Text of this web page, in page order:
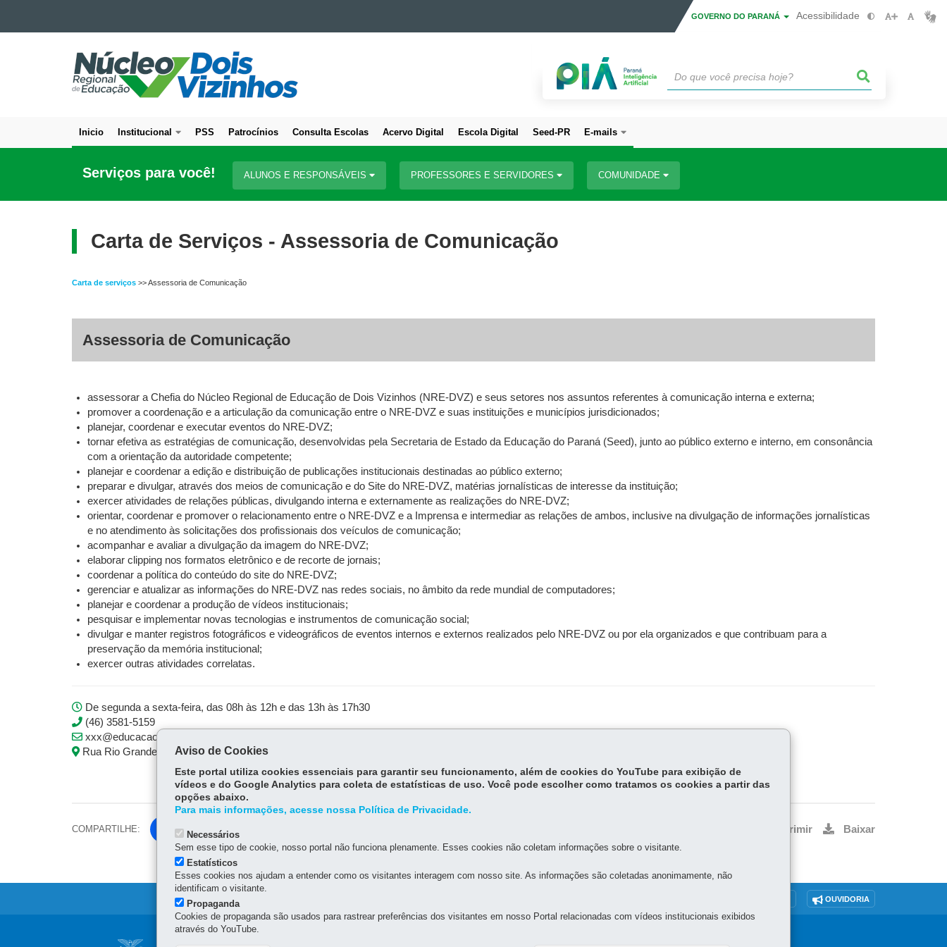
Ir para a navegação
Ir para a busca
GOVERNO DO PARANÁ Acessibilidade
NÚCLEO
REGIONAL
DE
DOIS
Navegação
principal
Inicio Institucional PSS Patrocínios Consulta Escolas Acervo Digital Escola Digital Seed-PR E-mails
Serviços para você! ALUNOS E RESPONSÁVEIS PROFESSORES E SERVIDORES COMUNIDADE
Carta de Serviços - Assessoria de Comunicação
Carta de serviços >> Assessoria de Comunicação
Assessoria de Comunicação
assessorar a Chefia do Núcleo Regional de Educação de Dois Vizinhos (NRE-DVZ) e seus setores nos assuntos referentes à comunicação interna e externa;
promover a coordenação e a articulação da comunicação entre o NRE-DVZ e suas instituições e municípios jurisdicionados;
planejar, coordenar e executar eventos do NRE-DVZ;
tornar efetiva as estratégias de comunicação, desenvolvidas pela Secretaria de Estado da Educação do Paraná (Seed), junto ao público externo e interno, em consonância
com a orientação da autoridade competente;
planejar e coordenar a edição e distribuição de publicações institucionais destinadas ao público externo;
preparar e divulgar, através dos meios de comunicação e do Site do NRE-DVZ, matérias jornalísticas de interesse da instituição;
exercer atividades de relações públicas, divulgando interna e externamente as realizações do NRE-DVZ;
orientar, coordenar e promover o relacionamento entre o NRE-DVZ e a Imprensa e intermediar as relações de ambos, inclusive na divulgação de informações jornalísticas
e no atendimento às solicitações dos profissionais dos veículos de comunicação;
acompanhar e avaliar a divulgação da imagem do NRE-DVZ;
elaborar clipping nos formatos eletrônico e de recorte de jornais;
coordenar a política do conteúdo do site do NRE-DVZ;
gerenciar e atualizar as informações do NRE-DVZ nas redes sociais, no âmbito da rede mundial de computadores;
planejar e coordenar a produção de vídeos institucionais;
pesquisar e implementar novas tecnologias e instrumentos de comunicação social;
divulgar e manter registros fotográficos e videográficos de eventos internos e externos realizados pelo NRE-DVZ ou por ela organizados e que contribuam para a
preservação da memória institucional;
exercer outras atividades correlatas.
De segunda a sexta-feira, das 08h às 12h e das 13h às 17h30
(46) 3581-5159
xxx@educacao.pr.gov.br
Rua Rio Grande do Sul, 321, Salas 04 e 05 - Centro, Dois Vizinhos
COMPARTILHE:
Fa
ce
bo
ok
Tw
itt
er
Imprimir Baixar
OUVIDORIA
Navegação
Aviso de Cookies
Este portal utiliza cookies essenciais para garantir seu funcionamento, além de cookies do YouTube para exibição de
vídeos e do Google Analytics para coleta de estatísticas de uso. Você pode escolher como tratamos os cookies a partir das
opções abaixo.
Para mais informações, acesse nossa Política de Privacidade.
Necessários
Sem esse tipo de cookie, nosso portal não funciona plenamente. Esses cookies não coletam informações sobre o visitante.
Estatísticos
Esses cookies nos ajudam a entender como os visitantes interagem com nosso site. As informações são coletadas anonimamente, não
identificam o visitante.
Propaganda
Cookies de propaganda são usados para rastrear preferências dos visitantes em nosso Portal relacionadas com vídeos institucionais exibidos
através do YouTube.